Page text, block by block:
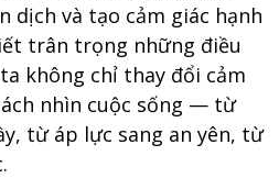
dịch và tạo cảm giác hạnh
trân trọng những điều
không chỉ thay đổi cảm
nhìn cuộc sống — từ
từ áp lực sang an yên, từ